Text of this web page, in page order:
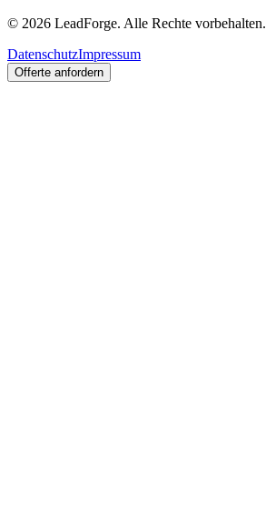
© 2026 LeadForge. Alle Rechte vorbehalten.
DatenschutzImpressum
Offerte anfordern